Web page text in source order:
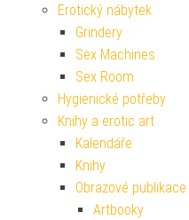
Erotický nábytek
Grindery
Sex Machines
Sex Room
Hygienické potřeby
Knihy a erotic art
Kalendáře
Knihy
Obrazové publikace
Artbooky